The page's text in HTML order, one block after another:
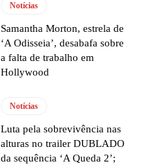
Notícias
Samantha Morton, estrela de
‘A Odisseia’, desabafa sobre
a falta de trabalho em
Hollywood
Notícias
Luta pela sobrevivência nas
alturas no trailer DUBLADO
da sequência ‘A Queda 2’;